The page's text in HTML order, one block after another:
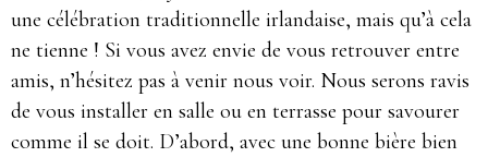
une célébration traditionnelle irlandaise, mais qu’à cela
ne tienne ! Si vous avez envie de vous retrouver entre
amis, n’hésitez pas à venir nous voir. Nous serons ravis
de vous installer en salle ou en terrasse pour savourer
comme il se doit. D’abord, avec une bonne bière bien